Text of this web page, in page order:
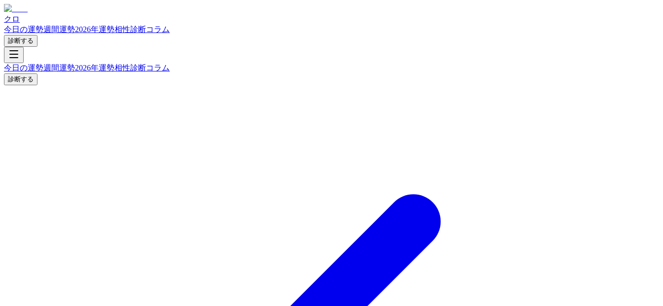
クロ
今日の運勢週間運勢2026年運勢相性診断コラム
診断する
今日の運勢週間運勢2026年運勢相性診断コラム
診断する